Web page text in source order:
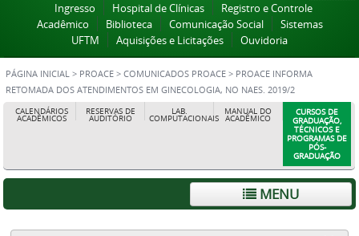
Ingresso Hospital de Clínicas
Registro e Controle
Acadêmico
Biblioteca Comunicação Social
Sistemas
UFTM
Aquisições e Licitações Ouvidoria
PÁGINA INICIAL > PROACE > COMUNICADOS PROACE > PROACE INFORMA
RETOMADA DOS ATENDIMENTOS EM GINECOLOGIA, NO NAES. 2019/2
CALENDÁRIOS
ACADÊMICOS
RESERVAS DE
AUDITÓRIO
LAB.
COMPUTACIONAIS
MANUAL DO
ACADÊMICO
CURSOS DE
GRADUAÇÃO,
TÉCNICOS E
PROGRAMAS DE
PÓS-
GRADUAÇÃO
MENU